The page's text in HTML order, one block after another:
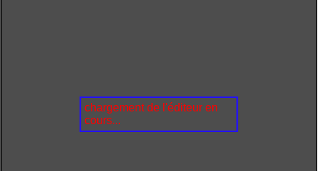
chargement de l'éditeur en
cours...